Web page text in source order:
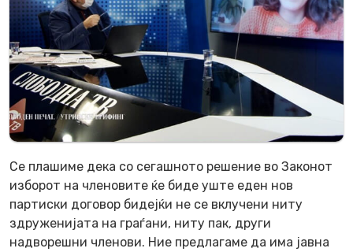
Се плашиме дека со сегашното решение во Законот
изборот на членовите ќе биде уште еден нов
партиски договор бидејќи не се вклучени ниту
здруженијата на граѓани, ниту пак, други
надворешни членови. Ние предлагаме да има јавна